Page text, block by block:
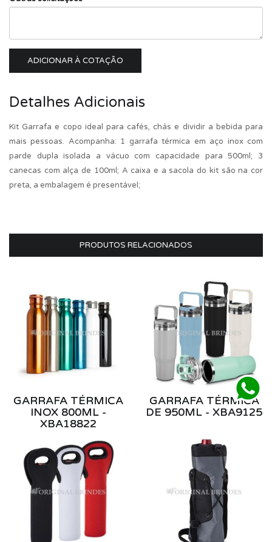
ADICIONAR À COTAÇÃO
Detalhes Adicionais
Kit Garrafa e copo ideal para cafés, chás e dividir a bebida para
mais pessoas. Acompanha: 1 garrafa térmica em aço inox com
parde dupla isolada a vácuo com capacidade para 500ml; 3
canecas com alça de 100ml; A caixa e a sacola do kit são na cor
preta, a embalagem é presentável;
PRODUTOS RELACIONADOS
GARRAFA TÉRMICA
INOX 800ML -
XBA18822
GARRAFA TÉRMICA
DE 950ML - XBA9125